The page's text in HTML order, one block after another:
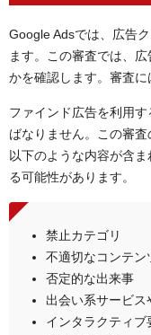
Google Adsでは、広告
ます。この審査では、
かを確認します。審査に
ファインド広告を利用
ばなりません。この審査
以下のような内容が含
る可能性があります。
禁止カテゴリ
不適切なコンテン
否定的な出来事
出会い系サービ
インタラクティブ